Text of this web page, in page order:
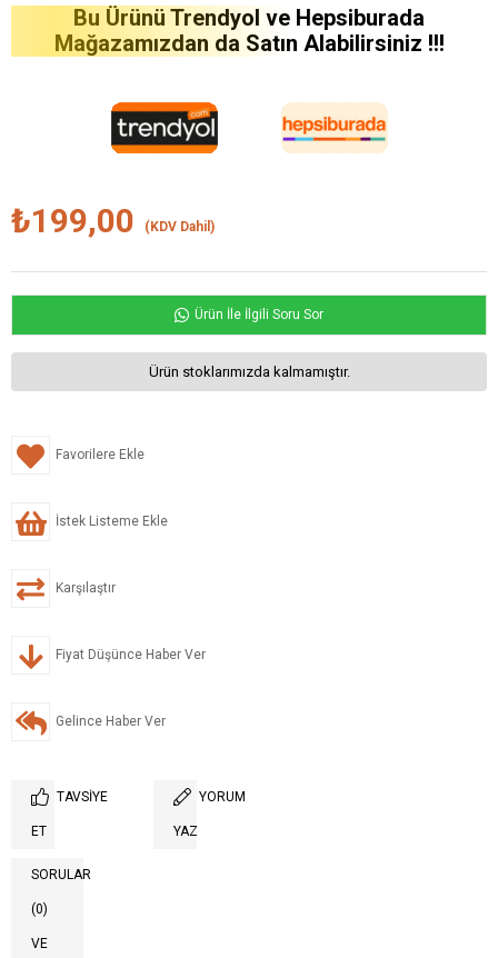
Bu Ürünü Trendyol ve Hepsiburada
Mağazamızdan da Satın Alabilirsiniz !!!
₺199,00 (KDV Dahil)
Ürün İle İlgili Soru Sor
Ürün stoklarımızda kalmamıştır.
Favorilere Ekle
İstek Listeme Ekle
Karşılaştır
Fiyat Düşünce Haber Ver
Gelince Haber Ver
TAVSIYE
ET
YORUM
YAZ
SORULAR
(0)
VE